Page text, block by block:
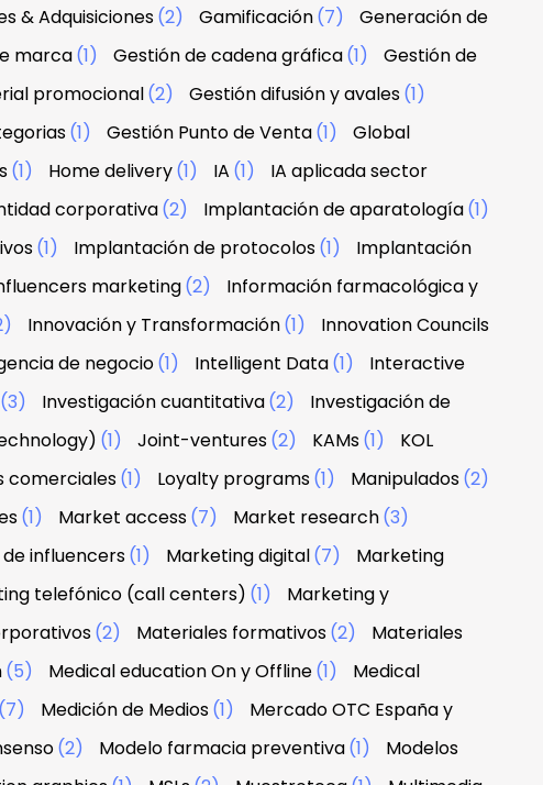
& Adquisiciones(2) Gamificación(7)
Generación de
marca(1) Gestión de cadena gráfica(1)
Gestión de
promocional(2) Gestión difusión y avales(1)
(1) Gestión Punto de Venta(1)
Global
(1) Home delivery(1) IA (1)
IA aplicada sector
corporativa(2) Implantación de aparatología(1)
(1) Implantación de protocolos(1)
Implantación
marketing(2)
Información farmacológica y
Innovación y Transformación(1)
Innovation Councils
de negocio(1) Intelligent Data(1)
Interactive
(3) Investigación cuantitativa(2)
Investigación de
(1) Joint-ventures(2) KAMs(1)
KOL
comerciales(1) Loyalty programs(1) Manipulados(2)
(1) Market access(7) Market research(3)
influencers(1) Marketing digital(7)
Marketing
telefónico (call centers) (1)
Marketing y
(2) Materiales formativos(2)
Materiales
(5) Medical education On y Offline(1)
Medical
(7) Medición de Medios(1)
Mercado OTC España y
(2) Modelo farmacia preventiva(1)
Modelos